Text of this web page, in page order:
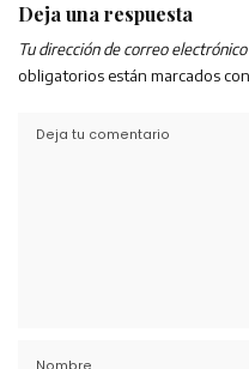
Deja una respuesta
Tu dirección de correo
obligatorios están marcados con